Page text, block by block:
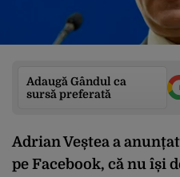
Adaugă Gândul ca
sursă preferată
Adrian Veștea a
pe Facebook, că nu își